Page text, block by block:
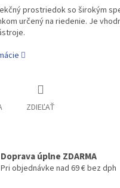
prostriedok so širokým
určený na riedenie. Je
ZDIEĽAŤ
Doprava úplne ZDARMA
Pri objednávke nad 69 € bez dph